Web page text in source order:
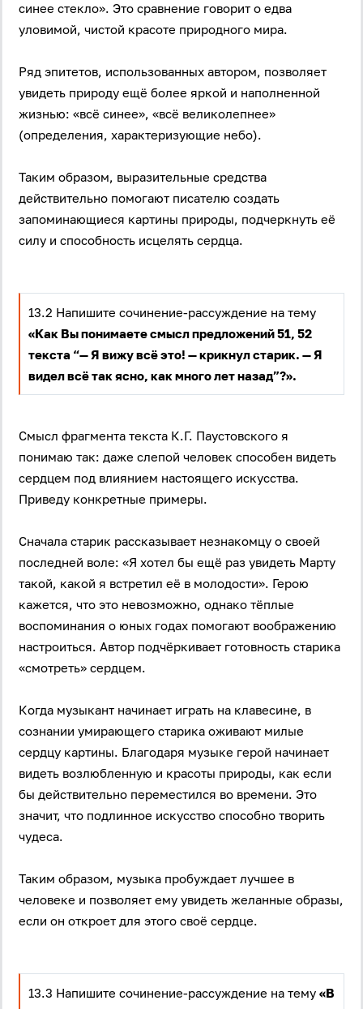
Логин
синее стекло». Это сравнение говорит о едва
уловимой, чистой красоте природного мира.
Ряд эпитетов, использованных автором, позволяет
увидеть природу ещё более яркой и наполненной
жизнью: «всё синее», «всё великолепнее»
(определения, характеризующие небо).
Таким образом, выразительные средства
действительно помогают писателю создать
запоминающиеся картины природы, подчеркнуть её
силу и способность исцелять сердца.
13.2 Напишите сочинение-рассуждение на тему
«Как Вы понимаете смысл предложений 51, 52
текста “— Я вижу всё это! — крикнул старик. — Я
видел всё так ясно, как много лет назад”?».
Смысл фрагмента текста К.Г. Паустовского я
понимаю так: даже слепой человек способен видеть
сердцем под влиянием настоящего искусства.
Приведу конкретные примеры.
Сначала старик рассказывает незнакомцу о своей
последней воле: «Я хотел бы ещё раз увидеть Марту
такой, какой я встретил её в молодости». Герою
кажется, что это невозможно, однако тёплые
воспоминания о юных годах помогают воображению
настроиться. Автор подчёркивает готовность старика
«смотреть» сердцем.
Когда музыкант начинает играть на клавесине, в
сознании умирающего старика оживают милые
сердцу картины. Благодаря музыке герой начинает
видеть возлюбленную и красоты природы, как если
бы действительно переместился во времени. Это
значит, что подлинное искусство способно творить
чудеса.
Таким образом, музыка пробуждает лучшее в
человеке и позволяет ему увидеть желанные образы,
если он откроет для этого своё сердце.
13.3 Напишите сочинение-рассуждение на тему «В